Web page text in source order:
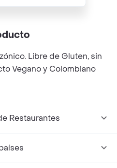
Libre de Gluten, sin
Vegano y Colombiano
Restaurantes